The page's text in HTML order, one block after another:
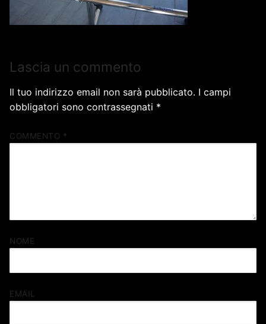
Lascia un commento
Il tuo indirizzo email non sarà pubblicato. I campi
obbligatori sono contrassegnati *
COMMENTO *
NOME
EMAIL